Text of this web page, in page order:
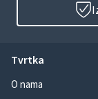
Tvrtka
O nama